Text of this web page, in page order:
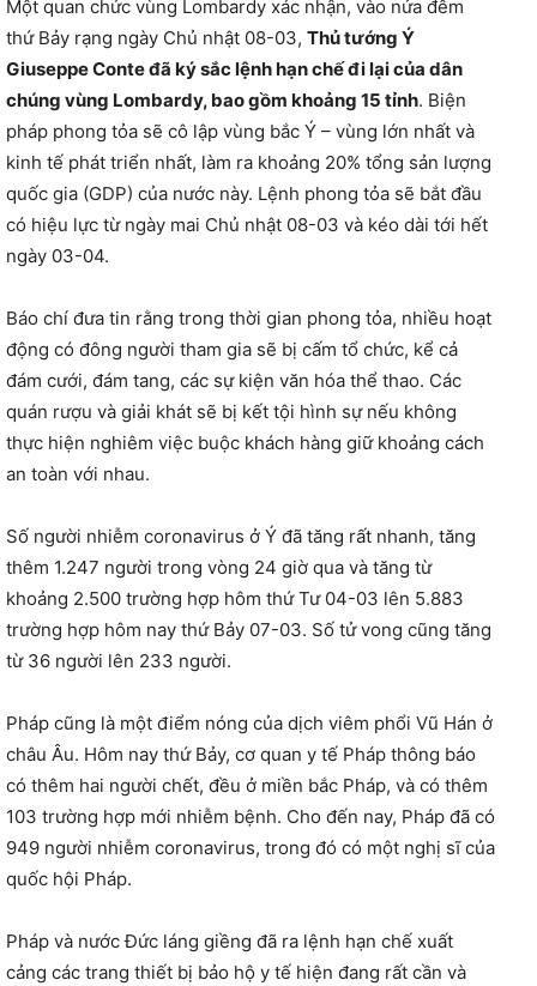
Một quan chức vùng Lombardy xác nhận, vào nửa đêm
thứ Bảy rạng ngày Chủ nhật 08-03, Thủ tướng Ý
Giuseppe Conte đã ký sắc lệnh hạn chế đi lại của dân
chúng vùng Lombardy, bao gồm khoảng 15 tỉnh. Biện
pháp phong tỏa sẽ cô lập vùng bắc Ý – vùng lớn nhất và
kinh tế phát triển nhất, làm ra khoảng 20% tổng sản lượng
quốc gia (GDP) của nước này. Lệnh phong tỏa sẽ bắt đầu
có hiệu lực từ ngày mai Chủ nhật 08-03 và kéo dài tới hết
ngày 03-04.
Báo chí đưa tin rằng trong thời gian phong tỏa, nhiều hoạt
động có đông người tham gia sẽ bị cấm tổ chức, kể cả
đám cưới, đám tang, các sự kiện văn hóa thể thao. Các
quán rượu và giải khát sẽ bị kết tội hình sự nếu không
thực hiện nghiêm việc buộc khách hàng giữ khoảng cách
an toàn với nhau.
Số người nhiễm coronavirus ở Ý đã tăng rất nhanh, tăng
thêm 1.247 người trong vòng 24 giờ qua và tăng từ
khoảng 2.500 trường hợp hôm thứ Tư 04-03 lên 5.883
trường hợp hôm nay thứ Bảy 07-03. Số tử vong cũng tăng
từ 36 người lên 233 người.
Pháp cũng là một điểm nóng của dịch viêm phổi Vũ Hán ở
châu Âu. Hôm nay thứ Bảy, cơ quan y tế Pháp thông báo
có thêm hai người chết, đều ở miền bắc Pháp, và có thêm
103 trường hợp mới nhiễm bệnh. Cho đến nay, Pháp đã có
949 người nhiễm coronavirus, trong đó có một nghị sĩ của
quốc hội Pháp.
Pháp và nước Đức láng giềng đã ra lệnh hạn chế xuất
cảng các trang thiết bị bảo hộ y tế hiện đang rất cần và